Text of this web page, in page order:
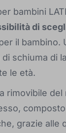
bambini
di
il bambino.
schiuma di
le età.
rimovibile
grazie alle